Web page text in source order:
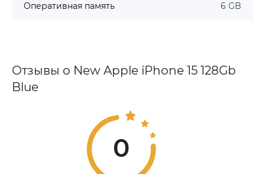
Оперативная память 6 GB
Отзывы о New Apple iPhone 15 128Gb
Blue
0